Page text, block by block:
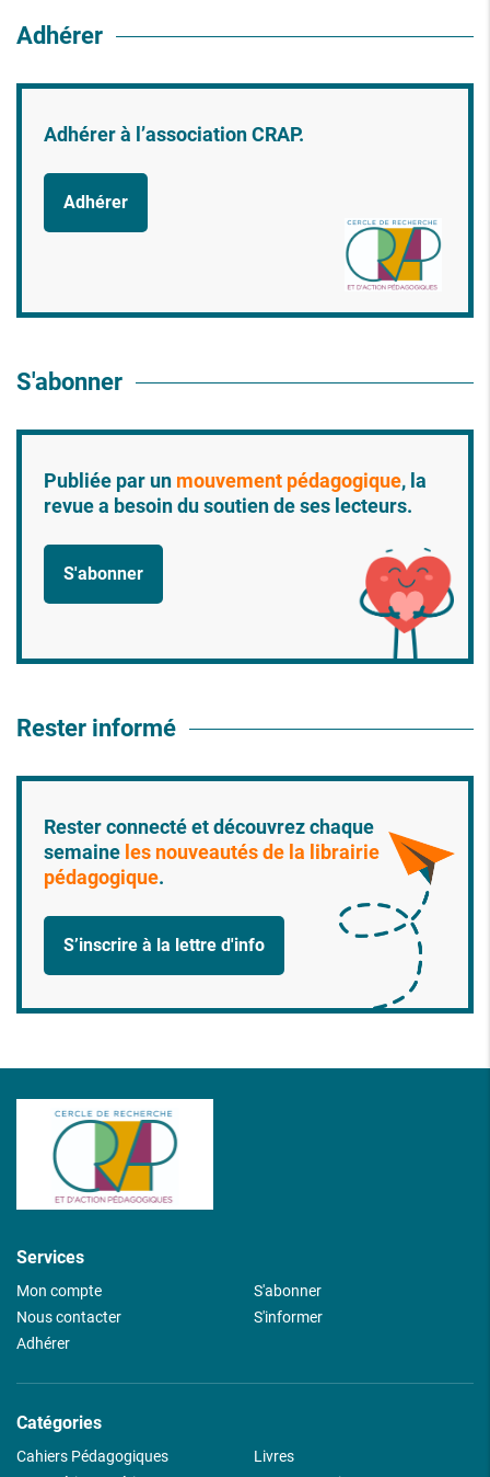
Adhérer
Adhérer à l’association CRAP.
Adhérer
S'abonner
Publiée par un mouvement pédagogique, la
revue a besoin du soutien de ses lecteurs.
S'abonner
Rester informé
Rester connecté et découvrez chaque
semaine les nouveautés de la librairie
pédagogique.
S’inscrire à la lettre d'info
Services
Mon compte
Nous contacter
Adhérer
S'abonner
S'informer
Catégories
Cahiers Pédagogiques
Livres